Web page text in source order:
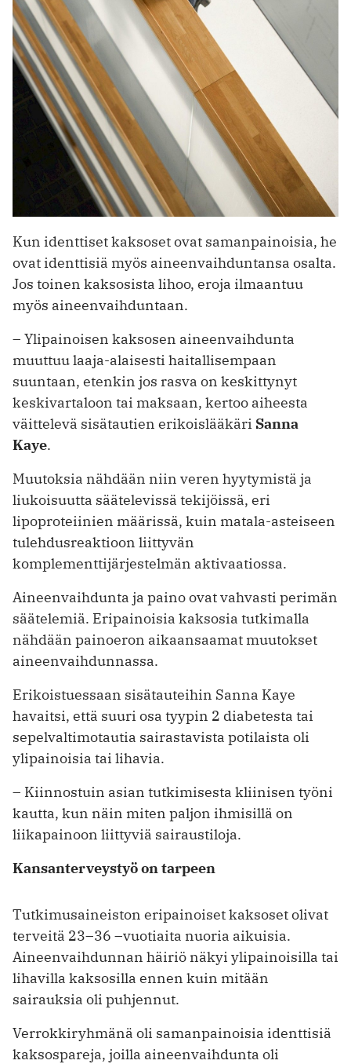
Kun identtiset kaksoset ovat samanpainoisia, he
ovat identtisiä myös aineenvaihduntansa osalta.
Jos toinen kaksosista lihoo, eroja ilmaantuu
myös aineenvaihduntaan.
– Ylipainoisen kaksosen aineenvaihdunta
muuttuu laaja-alaisesti haitallisempaan
suuntaan, etenkin jos rasva on keskittynyt
keskivartaloon tai maksaan, kertoo aiheesta
väittelevä sisätautien erikoislääkäri Sanna
Kaye.
Muutoksia nähdään niin veren hyytymistä ja
liukoisuutta säätelevissä tekijöissä, eri
lipoproteiinien määrissä, kuin matala-asteiseen
tulehdusreaktioon liittyvän
komplementtijärjestelmän aktivaatiossa.
Aineenvaihdunta ja paino ovat vahvasti perimän
säätelemiä. Eripainoisia kaksosia tutkimalla
nähdään painoeron aikaansaamat muutokset
aineenvaihdunnassa.
Erikoistuessaan sisätauteihin Sanna Kaye
havaitsi, että suuri osa tyypin 2 diabetesta tai
sepelvaltimotautia sairastavista potilaista oli
ylipainoisia tai lihavia.
– Kiinnostuin asian tutkimisesta kliinisen työni
kautta, kun näin miten paljon ihmisillä on
liikapainoon liittyviä sairaustiloja.
Kansanterveystyö on tarpeen
Tutkimusaineiston eripainoiset kaksoset olivat
terveitä 23–36 –vuotiaita nuoria aikuisia.
Aineenvaihdunnan häiriö näkyi ylipainoisilla tai
lihavilla kaksosilla ennen kuin mitään
sairauksia oli puhjennut.
Verrokkiryhmänä oli samanpainoisia identtisiä
kaksospareja, joilla aineenvaihdunta oli